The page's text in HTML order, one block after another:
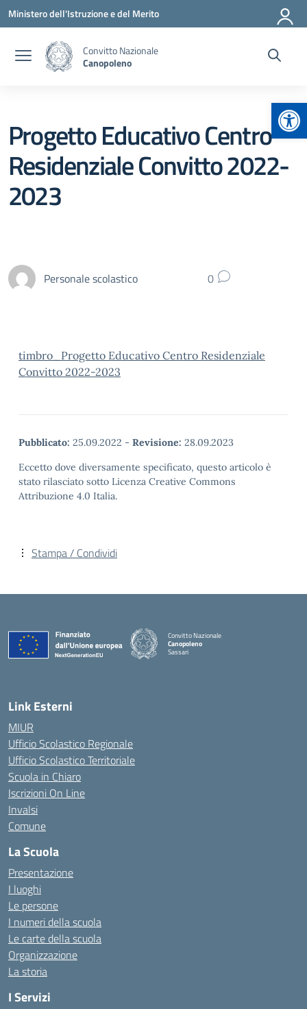
Vai ai contenuti
Vai al menu di navigazione
Vai al footer
Ministero dell'Istruzione e del Merito
Convitto Nazionale
Canopoleno
Progetto Educativo Centro
Residenziale Convitto 2022-
2023
Personale scolastico 0
timbro_Progetto Educativo Centro Residenziale
Convitto 2022-2023
Pubblicato: 25.09.2022 - Revisione: 28.09.2023
Eccetto dove diversamente specificato, questo articolo è
stato rilasciato sotto Licenza Creative Commons
Attribuzione 4.0 Italia.
Stampa / Condividi
Convitto Nazionale
Canopoleno
Sassari
Link Esterni
MIUR
Ufficio Scolastico Regionale
Ufficio Scolastico Territoriale
Scuola in Chiaro
Iscrizioni On Line
Invalsi
Comune
La Scuola
Presentazione
I luoghi
Le persone
I numeri della scuola
Le carte della scuola
Organizzazione
La storia
I Servizi